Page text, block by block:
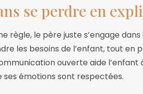
se perdre en
règle, le père juste s’engage dans
les besoins de l’enfant, tout en
ouverte aide l’enfant
ses émotions sont respectées.